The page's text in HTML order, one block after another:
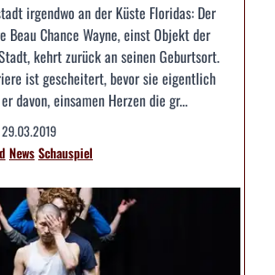
irgendwo an der Küste Floridas: Der
Beau Chance Wayne, einst Objekt der
kehrt zurück an seinen Geburtsort.
ist gescheitert, bevor sie eigentlich
davon, einsamen Herzen die gr...
29.03.2019
NewsSchauspiel